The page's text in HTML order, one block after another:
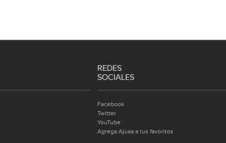
REDES
SOCIALES
Facebook
Twitter
YouTube
Agrega Ajuaa a tus favoritos